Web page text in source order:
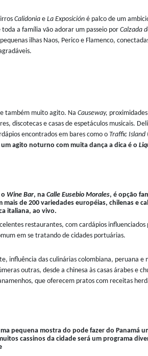
Calidonia e La Exposición é palco de um
a família vão adorar um passeio por Calzada
ilhas Naos, Perico e Flamenco,
também muito agito. Na Causeway,
discotecas e casas de espetáculos musicais.
encontrados em bares como o Traffic Island
um agito noturno com muita dança a dica é o
Wine Bar, na Calle Eusebio Morales, é opção
mais de 200 variedades européias, chilenas e
italiana, ao vivo.
restaurantes, com cardápios influenciados
em se tratando de cidades portuárias.
influência das culinárias colombiana, peruana e
outras, desde a chinesa às casas árabes e
que oferecem pratos com receitas
pequena mostra do pode fazer do Panamá
cassinos da cidade será um programa